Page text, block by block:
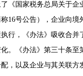
国家税务总局关于企
16号公告），企业向
，《办法》吸收合并
。《办法》第三十条
，以及企业与其关联方